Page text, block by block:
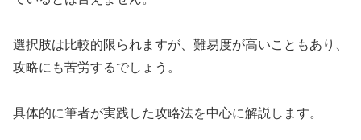
選択肢は比較的限られますが、難易度が高いこともあり、
攻略にも苦労するでしょう。
具体的に筆者が実践した攻略法を中心に解説します。